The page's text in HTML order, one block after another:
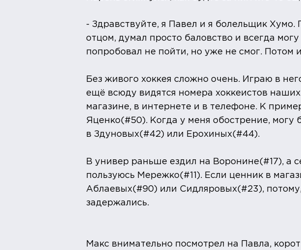
- Здравствуйте, я Павел и я болельщик Хумо.
отцом, думал просто баловство и всегда
попробовал не пойти, но уже не смог. Потом
Без живого хоккея сложно очень. Играю в
ещё всюду видятся номера хоккеистов
магазине, в интернете и в телефоне. К
Яценко(#50). Когда у меня обострение, могу
в Здуновых(#42) или Ерохиных(#44).
В универ раньше ездил на Воронине(#17), а
пользуюсь Мережко(#11). Если ценник в
Аблаевых(#90) или Сидляровых(#23),
задержались.
Макс внимательно посмотрел на Павла,